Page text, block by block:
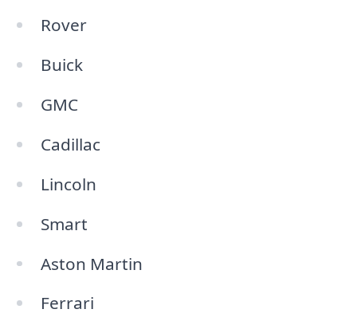
Rover
Buick
GMC
Cadillac
Lincoln
Smart
Aston Martin
Ferrari